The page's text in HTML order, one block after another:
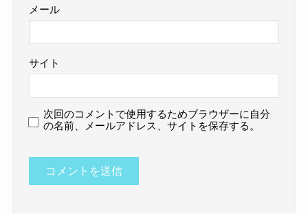
メール
サイト
次回のコメントで使用するためブラウザーに自分
の名前、メールアドレス、サイトを保存する。